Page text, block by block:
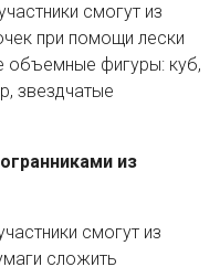
смогут из
при помощи лески
объемные фигуры: куб,
звездчатые
из
смогут из
сложить